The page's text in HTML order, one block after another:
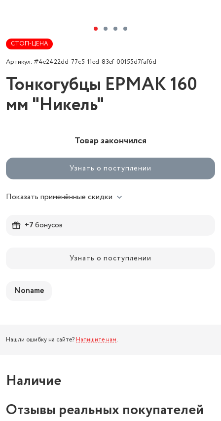
СТОП-ЦЕНА
Артикул: #4e2422dd-77c5-11ed-83ef-00155d7faf6d
Тонкогубцы ЕРМАК 160
мм "Никель"
Товар закончился
Узнать о поступлении
Показать применённые скидки
+7бонусов
Узнать о поступлении
Noname
Нашли ошибку на сайте? Напишите нам.
Наличие
Отзывы реальных покупателей